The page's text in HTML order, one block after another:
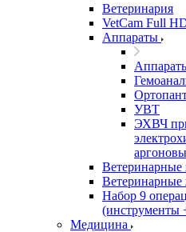
Ветеринария
VetCam Full
Аппараты
УВТ
ЭХВЧ
Ветеринарные
Ветеринарные
Набор 9
(инструменты
Медицина